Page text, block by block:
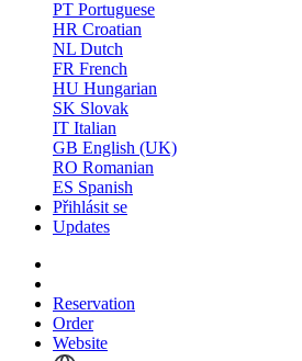
PT Portuguese
HR Croatian
NL Dutch
FR French
HU Hungarian
SK Slovak
IT Italian
GB English (UK)
RO Romanian
ES Spanish
Přihlásit se
Updates
Reservation
Order
Website